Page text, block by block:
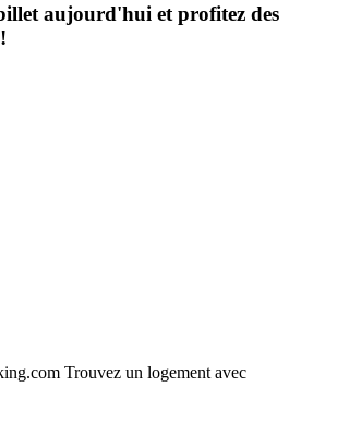
aujourd'hui et profitez des
Trouvez un logement avec